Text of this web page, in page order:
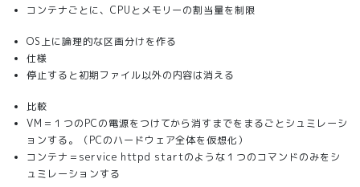
コンテナごとに、CPUとメモリーの割当量を制限
OS上に論理的な区画分けを作る
仕様
停止すると初期ファイル以外の内容は消える
比較
VM＝１つのPCの電源をつけてから消すまでをまるごとシュミレーシ
ョンする。（PCのハードウェア全体を仮想化）
コンテナ＝service httpd startのような１つのコマンドのみをシ
ュミレーションする